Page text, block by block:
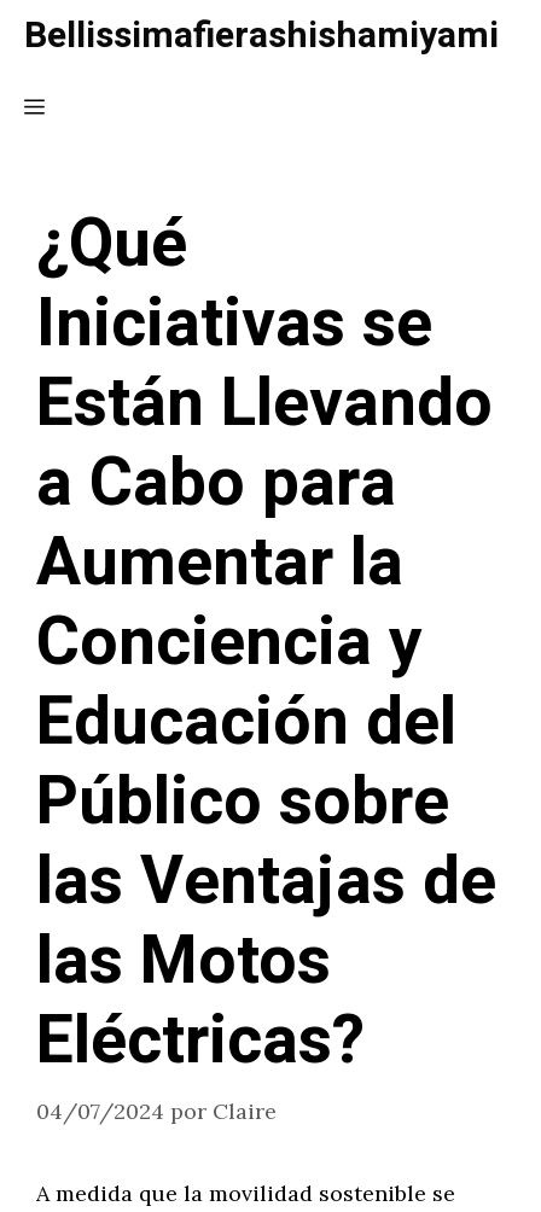
Saltar
contenido
Bellissimafierashishamiyami
Menú
¿Qué
Iniciativas se
Están Llevando
a Cabo para
Aumentar la
Conciencia y
Educación del
Público sobre
las Ventajas de
las Motos
Eléctricas?
04/07/2024 por Claire
A medida que la movilidad sostenible se